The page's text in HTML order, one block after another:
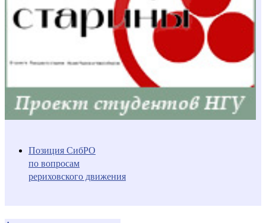
Позиция СибРО
по вопросам
рериховского движения